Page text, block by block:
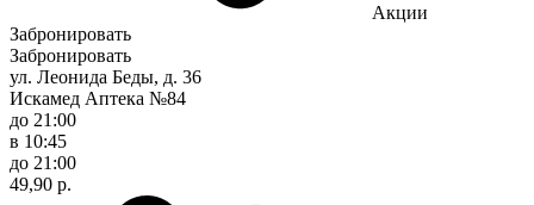
Акции
Забронировать
Забронировать
ул. Леонида Беды, д. 36
Искамед Аптека №84
до 21:00
в 10:45
до 21:00
49,90 р.